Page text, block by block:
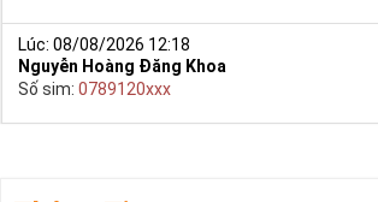
Lúc: 08/08/2026 12:18
Nguyễn Hoàng Đăng Khoa
Số sim: 0789120xxx